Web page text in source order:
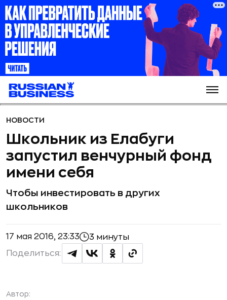
НОВОСТИ
Школьник из Елабуги
запустил венчурный фонд
имени себя
Чтобы инвестировать в других
школьников
17 мая 2016, 23:33 3 минуты
Поделиться:
Автор: